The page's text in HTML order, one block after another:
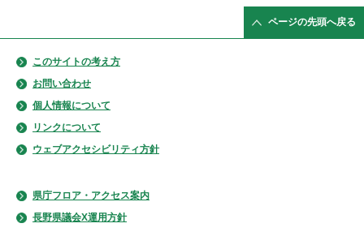
ページの先頭へ戻る
このサイトの考え方
お問い合わせ
個人情報について
リンクについて
ウェブアクセシビリティ方針
県庁フロア・アクセス案内
長野県議会X運用方針